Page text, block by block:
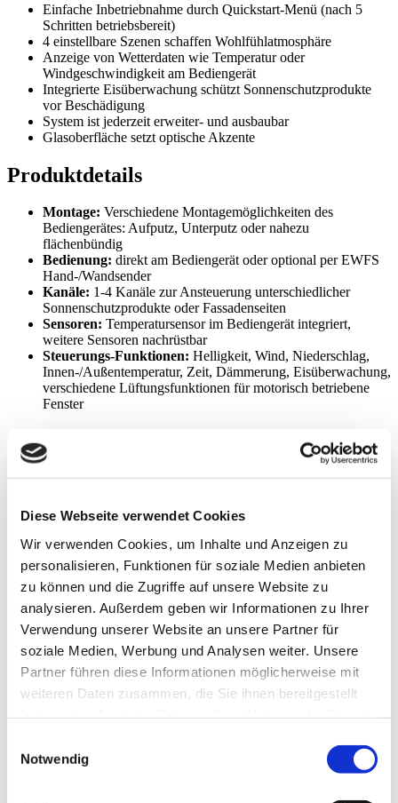
Diese Webseite verwendet Cookies
Wir verwenden Cookies, um Inhalte und Anzeigen zu
personalisieren, Funktionen für soziale Medien anbieten
zu können und die Zugriffe auf unsere Website zu
analysieren. Außerdem geben wir Informationen zu Ihrer
Verwendung unserer Website an unsere Partner für
soziale Medien, Werbung und Analysen weiter. Unsere
Partner führen diese Informationen möglicherweise mit
weiteren Daten zusammen, die Sie ihnen bereitgestellt
Notwendig
Einfache Inbetriebnahme durch Quickstart-Menü (nach 5
Schritten betriebsbereit)
4 einstellbare Szenen schaffen Wohlfühlatmosphäre
Anzeige von Wetterdaten wie Temperatur oder
Windgeschwindigkeit am Bediengerät
Integrierte Eisüberwachung schützt Sonnenschutzprodukte
vor Beschädigung
System ist jederzeit erweiter- und ausbaubar
Glasoberfläche setzt optische Akzente
Produktdetails
Montage: Verschiedene Montagemöglichkeiten des
Bediengerätes: Aufputz, Unterputz oder nahezu
flächenbündig
Bedienung: direkt am Bediengerät oder optional per EWFS
Hand-/Wandsender
Kanäle: 1-4 Kanäle zur Ansteuerung unterschiedlicher
Sonnenschutzprodukte oder Fassadenseiten
Sensoren: Temperatursensor im Bediengerät integriert,
weitere Sensoren nachrüstbar
Steuerungs-Funktionen: Helligkeit, Wind, Niederschlag,
Innen-/Außentemperatur, Zeit, Dämmerung, Eisüberwachung,
verschiedene Lüftungsfunktionen für motorisch betriebene
Fenster
Produktbeschreibung
Die Wisotronic ist ein intelligentes Steuerungssystem für Ihre
Produkte geeignet und in verschiedensten Umgebungen zu Hause.
behagliches Wohn- oder Arbeitsumfeld, auch wenn Sie abwesend
oder beschäftigt sind.
Brillante Extras
Wetterstation multisense
Messwertgeber
Motorsteuereinheiten und Geschossansteuerungen